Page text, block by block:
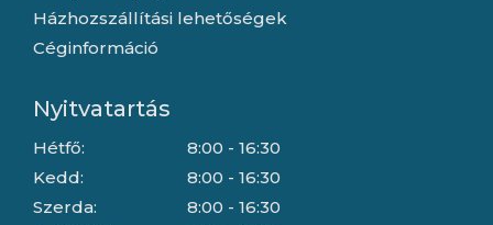
Házhozszállítási lehetőségek
Céginformáció
Nyitvatartás
Hétfő:
Kedd:
Szerda:
8:00 - 16:30
8:00 - 16:30
8:00 - 16:30